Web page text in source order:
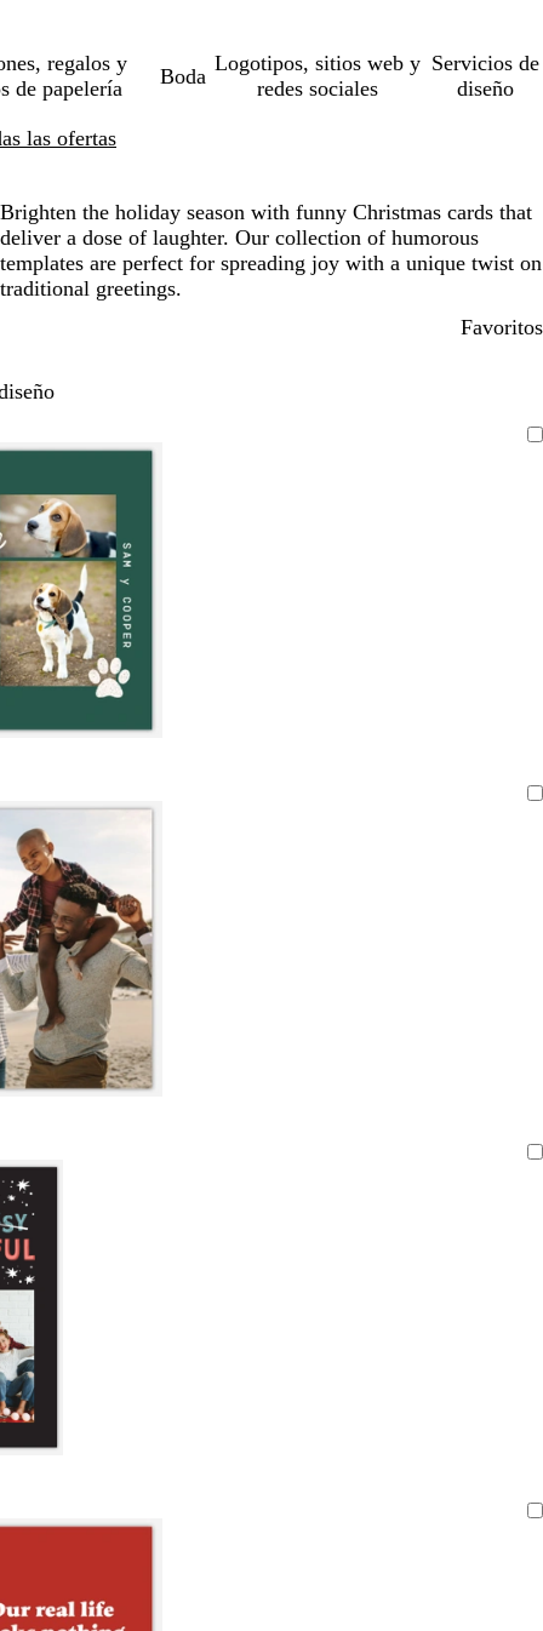
regalos y
de papelería
Boda
Logotipos, sitios web y
redes sociales
Servicios de
diseño
las ofertas
Brighten the holiday season with funny Christmas cards that
deliver a dose of laughter. Our collection of humorous
templates are perfect for spreading joy with a unique twist on
traditional greetings.
Favoritos